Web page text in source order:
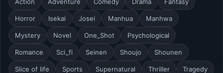
Horror Isekai Josei Manhua Manhwa
Mystery Novel One_Shot Psychological
Romance Sci_fi Seinen Shoujo Shounen
Slice of life Sports Supernatural Thriller Tragedy